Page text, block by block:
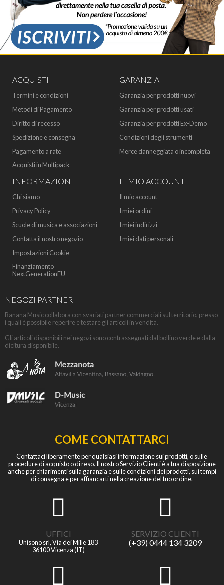
ACQUISTI
Termini e condizioni
Metodi di Pagamento
Diritto di recesso
Spedizione e consegna
Pagamento a rate
Acquisti in Multipack
GARANZIA
Garanzia per prodotti nuovi
Garanzia per prodotti usati
Garanzia per prodotti Ex-Demo
Condizioni degli strumenti
Merce danneggiata o incompleta
INFORMAZIONI
Chi siamo
Privacy Policy
Scuole di musica e associazioni
Contatta il nostro negozio
Impostazioni Cookie
Finanziamento
NextGenerationEU
IL MIO ACCOUNT
Il mio account
I miei ordini
I miei indirizzi
I miei dati personali
NEGOZI PARTNER
Banana Music collabora con svariati partner commerciali sul territorio, presso
i quali è possibile reperire e testare gli articoli in vendita.
Gli articoli disponibili nei negozi sono contrassegnati dal bollino verde e dalla
dicitura disponibile.
COME CONTATTARCI
Contattaci liberamente per qualsiasi informazione sui prodotti, o sulle
procedure di acquisto o di reso. Il nostro Servizio Clienti è a tua disposizione
anche per chiarimenti sulla garanzia e sulle condizioni dei prodotti, sui tempi
di consegna e per affiancarti nella creazione del tuo ordine.
UFFICI
Unisono srl, Via dei Mille 183
36100 Vicenza (IT)
SERVIZIO CLIENTI
(+39) 0444 134 3209